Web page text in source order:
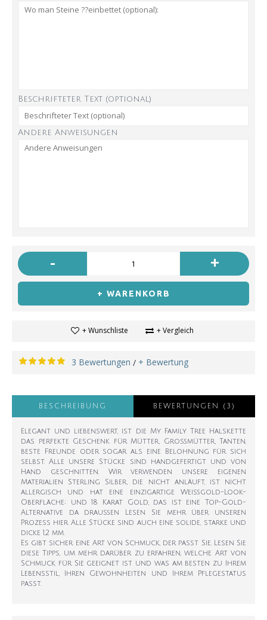
Beschrifteter Text (optional)
Andere Anweisungen
- +
+ WARENKORB
+ Wunschliste + Vergleich
3 Bewertungen / + Bewertung
BESCHREIBUNG BEWERTUNGEN (3)
Elegant und liebenswert, ist die My Family Tree Halskette
das perfekte Geschenk für Mütter, Großmütter, Tanten,
beste Freunde oder sogar als eine Belohnung für sich
selbst. Alle unsere Stücke sind handgefertigt und von
Hand geschnitten. Wir verwenden unsere eigenen
Materialien Sterling Silber, die nicht anläuft, ist nicht
allergisch und hat eine einzigartige Weißgold-Look-
Oberfläche; und 18 Karat Gold, das ist eine Top-Gold-
Alternative da draußen Lesen Sie mehr über unseren
Prozess hier Alle Stücke sind auch eine solide, starke und
dicke 1,2 mm.
Es gibt sicher eine Art von Schmuck, der passt Sie. Lesen Sie
diese Tipps, um mehr darüber zu erfahren, welche Art von
Schmuck für Sie geeignet ist und was am besten zu Ihrem
Lebensstil, Ihren Gewohnheiten und Ihrem Pflegestatus
passt.